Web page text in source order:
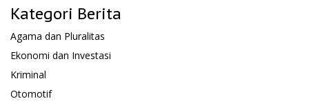
Kategori Berita
Agama dan Pluralitas
Ekonomi dan Investasi
Kriminal
Otomotif